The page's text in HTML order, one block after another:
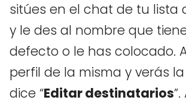
sitúes en el chat de tu lista
y le des al nombre que
defecto o le has colocado.
perfil de la misma y verás
dice “Editar destinatarios